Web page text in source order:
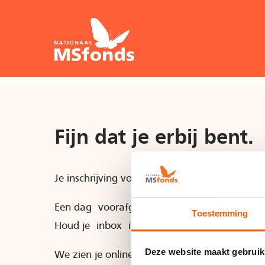
Toestemming
Deze website maakt
Fijn dat je erbij bent.
Je inschrijving voor het webinar Onderzoek
Een dag voorafgaand aan de webinar
Houd je inbox in de gaten voor verdere
We zien je online op woensdagavond8 juli